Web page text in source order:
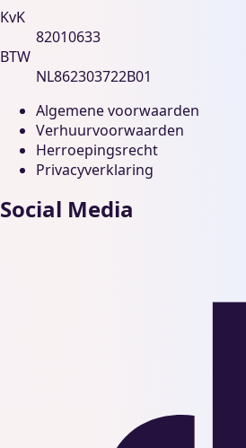
KvK
82010633
BTW
NL862303722B01
Algemene voorwaarden
Verhuurvoorwaarden
Herroepingsrecht
Privacyverklaring
Social Media